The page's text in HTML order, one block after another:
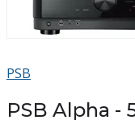
PSB
PSB Alpha -